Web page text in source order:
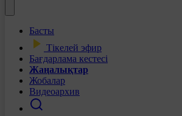
Басты
Тікелей эфир
Бағдарлама кестесі
Жаңалықтар
Жобалар
Видеоархив